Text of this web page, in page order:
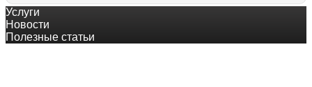
Питбайк MOWGLI MINI 2T 10/10 50cc для детей
47 990 руб.
Оформить покупку
Услуги
Новости
Полезные статьи